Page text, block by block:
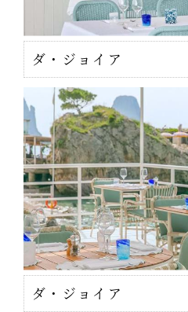
ダ・ジョイア
ダ・ジョイア